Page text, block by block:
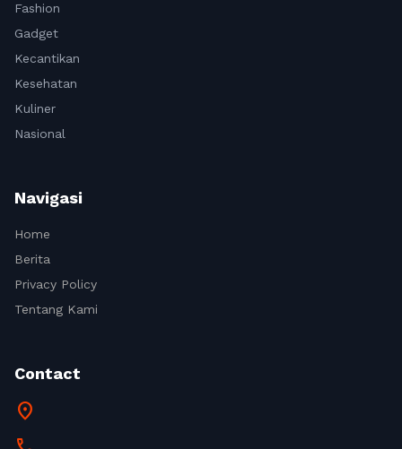
Fashion
Gadget
Kecantikan
Kesehatan
Kuliner
Nasional
Navigasi
Home
Berita
Privacy Policy
Tentang Kami
Contact
location_on